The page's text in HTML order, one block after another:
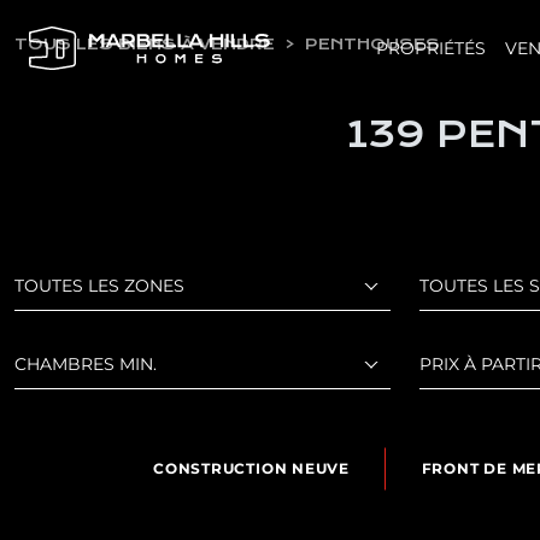
PROPRIÉTÉS
TOUS LES BIENS À VENDRE PENTHOUSES
139
TOUTES LES ZONES TOUTES LES
CHAMBRES MIN. PRIX À
CONSTRUCTION NEUVE FRONT DE